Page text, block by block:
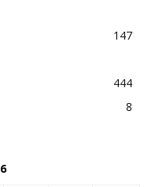
147
444
8